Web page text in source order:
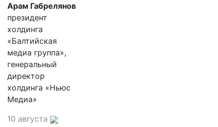
Арам Габрелянов
президент
холдинга
«Балтийская
медиа группа»,
генеральный
директор
холдинга «Ньюс
Медиа»
10 августа